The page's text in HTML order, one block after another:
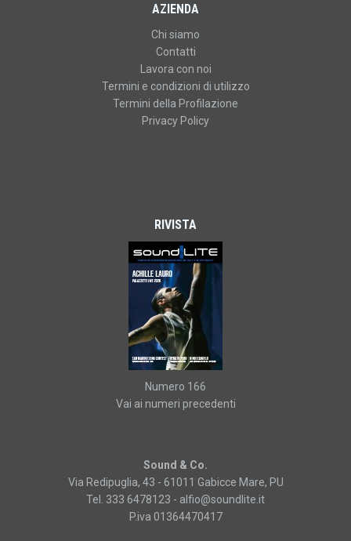
AZIENDA
Chi siamo
Contatti
Lavora con noi
Termini e condizioni di utilizzo
Termini della Profilazione
Privacy Policy
RIVISTA
Numero 166
Vai ai numeri precedenti
Sound & Co.
Via Redipuglia, 43 - 61011 Gabicce Mare, PU
Tel. 333 6478123 - alfio@soundlite.it
P.iva 01364470417